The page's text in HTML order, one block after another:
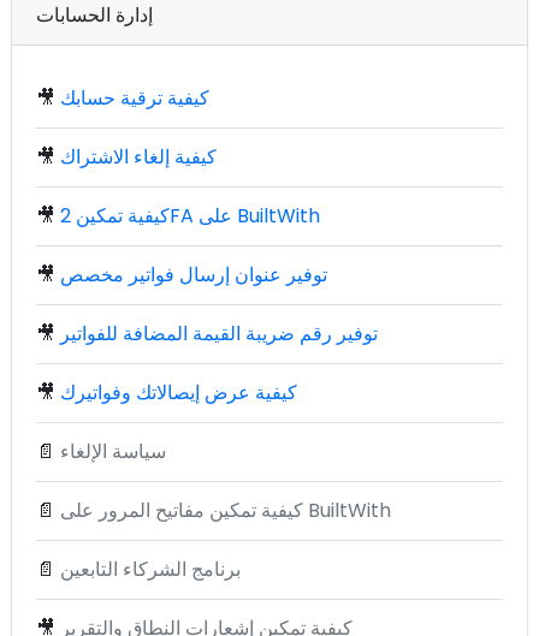
إدارة الحسابات
🎥 كيفية ترقية حسابك
🎥 كيفية إلغاء الاشتراك
🎥 كيفية تمكين 2FA على BuiltWith
🎥 توفير عنوان إرسال فواتير مخصص
🎥 توفير رقم ضريبة القيمة المضافة للفواتير
🎥 كيفية عرض إيصالاتك وفواتيرك
📄 سياسة الإلغاء
📄 كيفية تمكين مفاتيح المرور على BuiltWith
📄 برنامج الشركاء التابعين
🎥 كيفية تمكين إشعارات النطاق والتقرير